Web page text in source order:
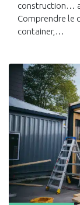
construction…
Comprendre le
container,…